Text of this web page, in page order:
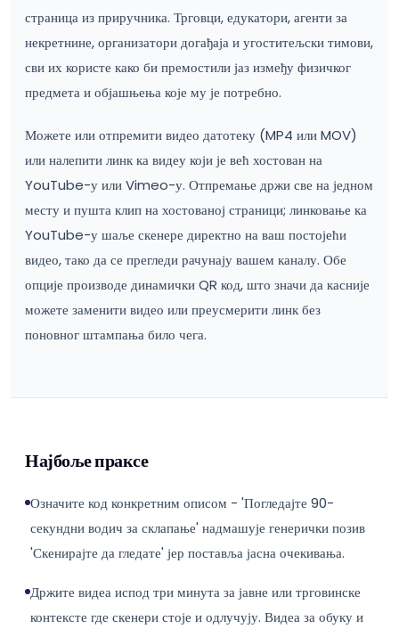
страница из приручника. Трговци, едукатори, агенти за
некретнине, организатори догађаја и угоститељски тимови,
сви их користе како би премостили јаз између физичког
предмета и објашњења које му је потребно.
Можете или отпремити видео датотеку (MP4 или MOV)
или налепити линк ка видеу који је већ хостован на
YouTube-у или Vimeo-у. Отпремање држи све на једном
месту и пушта клип на хостованој страници; линковање ка
YouTube-у шаље скенере директно на ваш постојећи
видео, тако да се прегледи рачунају вашем каналу. Обе
опције производе динамички QR код, што значи да касније
можете заменити видео или преусмерити линк без
поновног штампања било чега.
Најбоље праксе
Означите код конкретним описом - 'Погледајте 90-
секундни водич за склапање' надмашује генерички позив
'Скенирајте да гледате' јер поставља јасна очекивања.
Држите видеа испод три минута за јавне или трговинске
контексте где скенери стоје и одлучују. Видеа за обуку и